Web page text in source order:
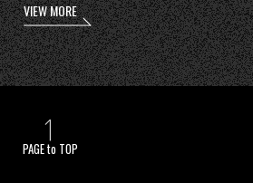
VIEW MORE
PAGE to TOP